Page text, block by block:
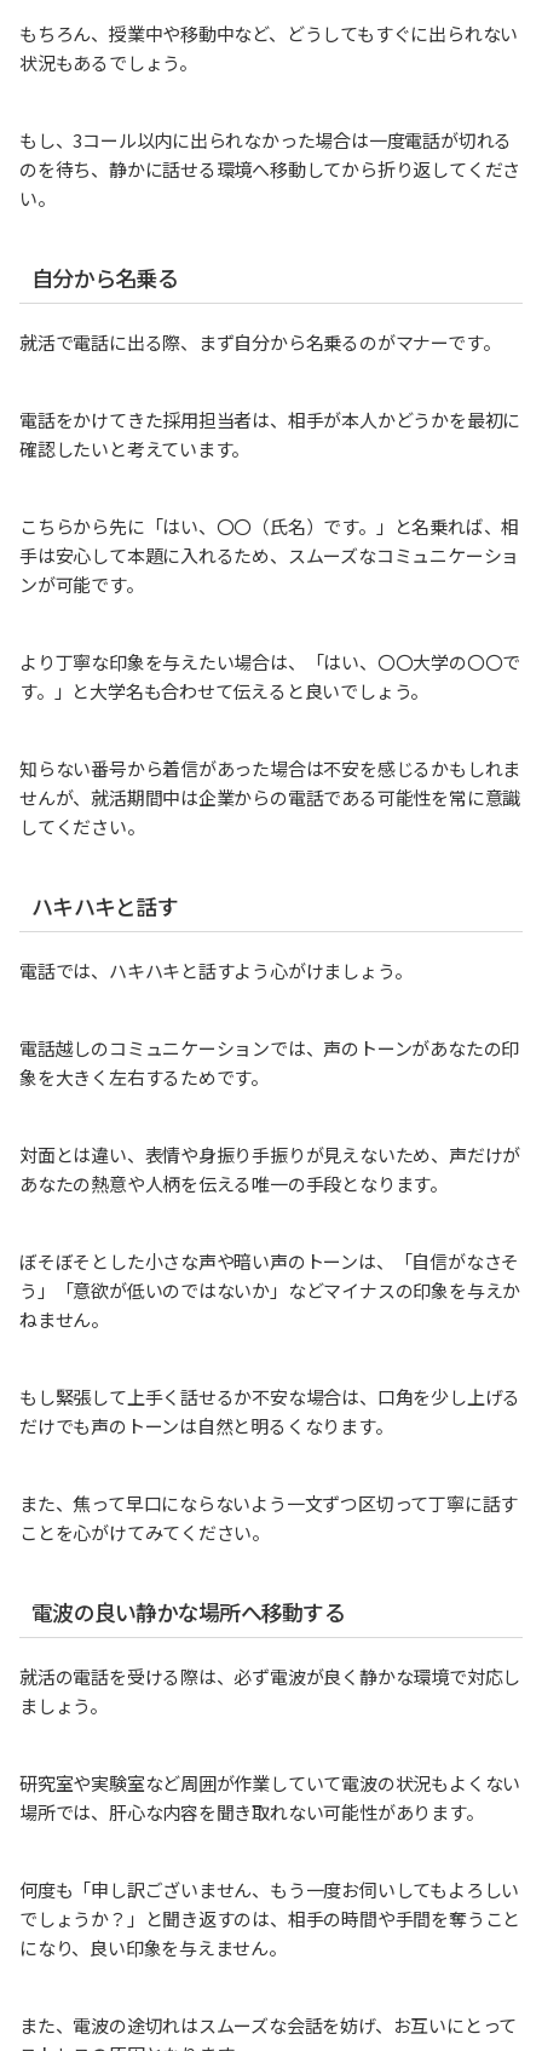
もちろん、授業中や移動中など、どうしてもすぐに出られない
状況もあるでしょう。
もし、3コール以内に出られなかった場合は一度電話が切れる
のを待ち、静かに話せる環境へ移動してから折り返してくださ
い。
自分から名乗る
就活で電話に出る際、まず自分から名乗るのがマナーです。
電話をかけてきた採用担当者は、相手が本人かどうかを最初に
確認したいと考えています。
こちらから先に「はい、〇〇（氏名）です。」と名乗れば、相
手は安心して本題に入れるため、スムーズなコミュニケーショ
ンが可能です。
より丁寧な印象を与えたい場合は、「はい、〇〇大学の〇〇で
す。」と大学名も合わせて伝えると良いでしょう。
知らない番号から着信があった場合は不安を感じるかもしれま
せんが、就活期間中は企業からの電話である可能性を常に意識
してください。
ハキハキと話す
電話では、ハキハキと話すよう心がけましょう。
電話越しのコミュニケーションでは、声のトーンがあなたの印
象を大きく左右するためです。
対面とは違い、表情や身振り手振りが見えないため、声だけが
あなたの熱意や人柄を伝える唯一の手段となります。
ぼそぼそとした小さな声や暗い声のトーンは、「自信がなさそ
う」「意欲が低いのではないか」などマイナスの印象を与えか
ねません。
もし緊張して上手く話せるか不安な場合は、口角を少し上げる
だけでも声のトーンは自然と明るくなります。
また、焦って早口にならないよう一文ずつ区切って丁寧に話す
ことを心がけてみてください。
電波の良い静かな場所へ移動する
就活の電話を受ける際は、必ず電波が良く静かな環境で対応し
ましょう。
研究室や実験室など周囲が作業していて電波の状況もよくない
場所では、肝心な内容を聞き取れない可能性があります。
何度も「申し訳ございません、もう一度お伺いしてもよろしい
でしょうか？」と聞き返すのは、相手の時間や手間を奪うこと
になり、良い印象を与えません。
また、電波の途切れはスムーズな会話を妨げ、お互いにとって